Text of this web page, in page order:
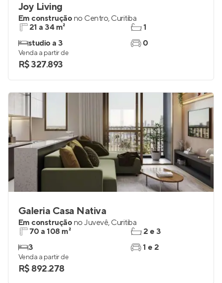
Joy Living
Em construçãono Centro, Curitiba
21 a 34 m²
studio a 3
1
0
Venda a partir de
R$ 327.893
Galeria Casa Nativa
Em construçãono Juvevê, Curitiba
70 a 108 m²
3
2 e 3
1 e 2
Venda a partir de
R$ 892.278